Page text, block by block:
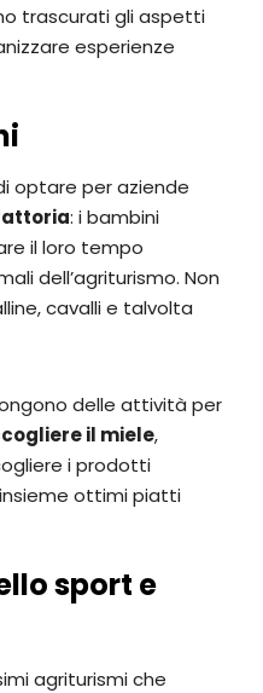
trascurati gli aspetti
esperienze
optare per aziende
: i bambini
il loro tempo
dell’agriturismo. Non
cavalli e talvolta
delle attività per
il miele,
i prodotti
ottimi piatti
sport e
agriturismi che